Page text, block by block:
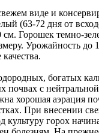
виде и
(63-72 дня от
см. Горошек темно-
Урожайность до
богатых
почвах с
хорошая аэрация
При внесении
культуру горох